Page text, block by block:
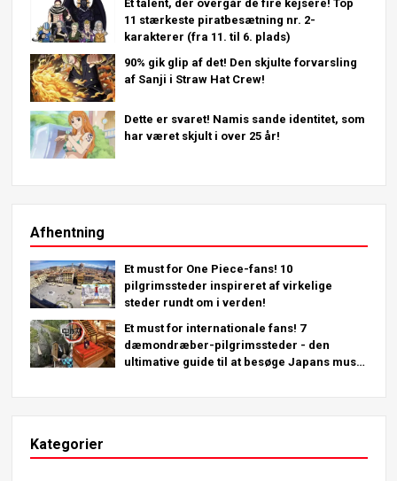
Et talent, der overgår de fire kejsere! Top
11 stærkeste piratbesætning nr. 2-
karakterer (fra 11. til 6. plads)
90% gik glip af det! Den skjulte forvarsling
af Sanji i Straw Hat Crew!
Dette er svaret! Namis sande identitet, som
har været skjult i over 25 år!
Afhentning
Et must for One Piece-fans! 10
pilgrimssteder inspireret af virkelige
steder rundt om i verden!
Et must for internationale fans! 7
dæmondræber-pilgrimssteder - den
ultimative guide til at besøge Japans must-
Kategorier